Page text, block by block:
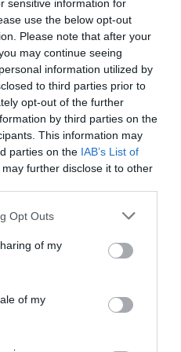
sensitive information for
use the below opt-out
Please note that after your
may continue seeing
information utilized by
to third parties prior to
opt-out of the further
by third parties on the
This information may
parties on the IAB’s List of
may further disclose it to other
uses one or more Google
behaviour. You may click to
and its third-party tags to
purposes in below Google
Opt Outs
of my
of my
Elastico Nylon Riflettente
Resistente Guinzaglio Cane
con Morbida Imbottita
Impugnatura, 5ft Guinzaglio
Addestramento per Cani
Taglia Grande,Media e Piccola
(Arancia)
Collari imbracature e guinzagli |
Julius-K9 Color & Gray Super
Manico, 20 mm x 3 m, Nero